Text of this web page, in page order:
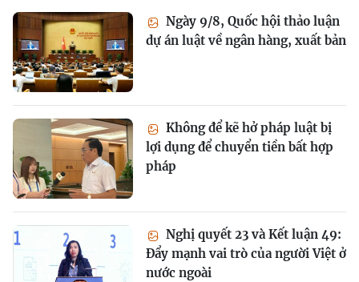
Ngày 9/8, Quốc hội thảo luận
dự án luật về ngân hàng, xuất bản
Không để kẽ hở pháp luật bị
lợi dụng để chuyển tiền bất hợp
pháp
Nghị quyết 23 và Kết luận 49:
Đẩy mạnh vai trò của người Việt ở
nước ngoài